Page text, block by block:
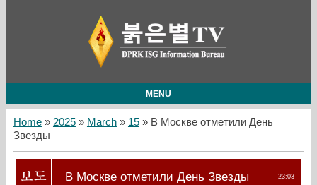
MENU
Home» 2025 » March » 15» В Москве отметили День
Звезды
23:03
В Москве отметили День Звезды